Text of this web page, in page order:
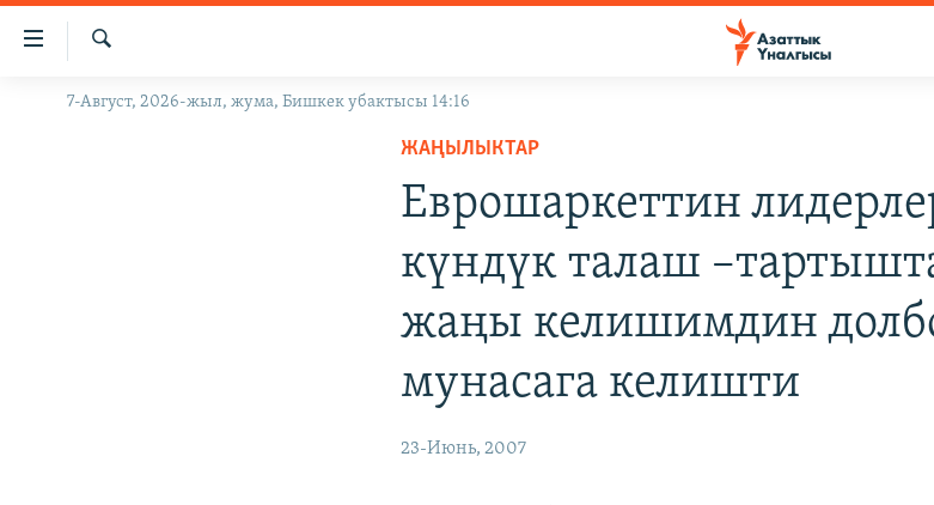
Линктер
Мазмунга
Навигацияга
ЖАҢЫЛЫКТАР
Издөө
7-Август, 2026-жыл, жума, Бишкек убактысы 14:16
ЖАҢЫЛЫКТАР
Еврошаркеттин
күндүк талаш
жаңы келишимдин
мунасага келишти
23-Июнь, 2007